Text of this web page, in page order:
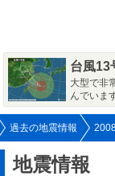
台風13
大型で非
んでいま
過去の地震情報
地震情報